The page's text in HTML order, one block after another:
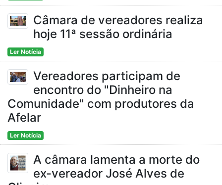
Câmara de vereadores realiza
hoje 11ª sessão ordinária
Ler Notícia
Vereadores participam de
encontro do "Dinheiro na
Comunidade" com produtores da
Afelar
Ler Notícia
A câmara lamenta a morte do
ex-vereador José Alves de